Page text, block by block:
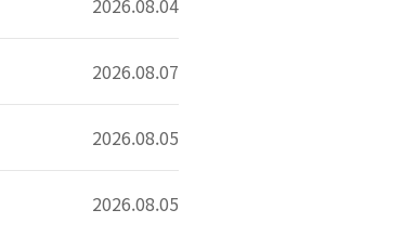
2026.08.04
2026.08.07
2026.08.05
2026.08.05